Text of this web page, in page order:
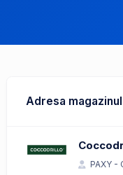
Adresa
PAXY -